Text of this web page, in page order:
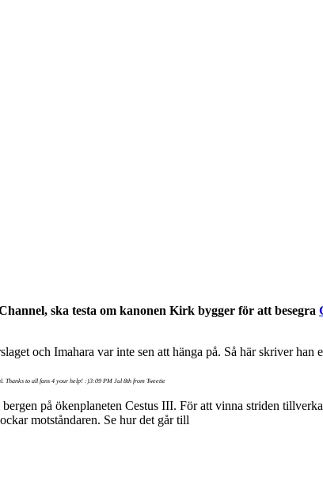
ska testa om kanonen Kirk bygger för att besegra
och Imahara var inte sen att hänga på. Så här skriver han
Thanks to all fans 4 your help! :)3:09 PM Jul 8th from Tweetie
på ökenplaneten Cestus III. För att vinna striden
motståndaren. Se hur det går till